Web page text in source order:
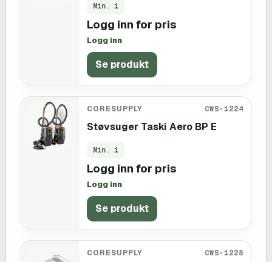
Min. 1
Logg inn for pris
Logg inn
Se produkt
CORESUPPLY CWS-1224
Støvsuger Taski Aero BP E
Min. 1
Logg inn for pris
Logg inn
Se produkt
CORESUPPLY CWS-1228